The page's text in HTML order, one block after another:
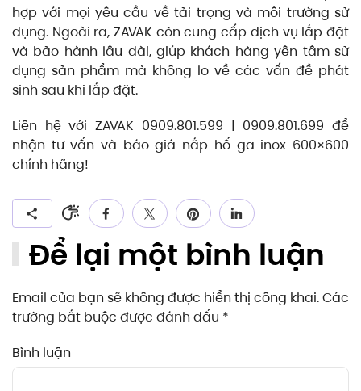
hợp với mọi yêu cầu về tải trọng và môi trường sử
dụng. Ngoài ra, ZAVAK còn cung cấp dịch vụ lắp đặt
và bảo hành lâu dài, giúp khách hàng yên tâm sử
dụng sản phẩm mà không lo về các vấn đề phát
sinh sau khi lắp đặt.
Liên hệ với ZAVAK 0909.801.599 | 0909.801.699 để
nhận tư vấn và báo giá nắp hố ga inox 600×600
chính hãng!
Để lại một bình luận
Email của bạn sẽ không được hiển thị công khai. Các
trường bắt buộc được đánh dấu *
Bình luận